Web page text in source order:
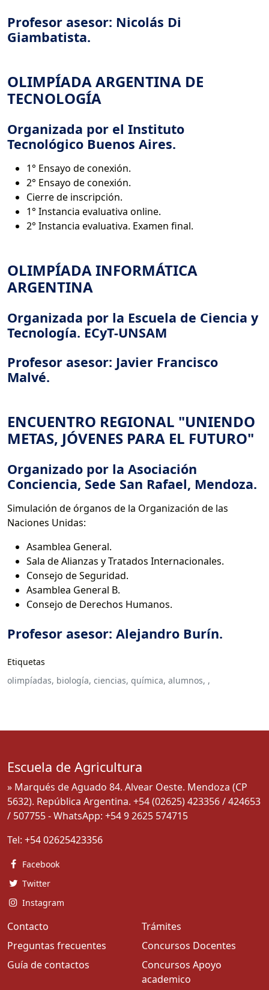
Profesor asesor: Nicolás Di
Giambatista.
OLIMPÍADA ARGENTINA DE
TECNOLOGÍA
Organizada por el Instituto
Tecnológico Buenos Aires.
1° Ensayo de conexión.
2° Ensayo de conexión.
Cierre de inscripción.
1° Instancia evaluativa online.
2° Instancia evaluativa. Examen final.
OLIMPÍADA INFORMÁTICA
ARGENTINA
Organizada por la Escuela de Ciencia y
Tecnología. ECyT-UNSAM
Profesor asesor: Javier Francisco
Malvé.
ENCUENTRO REGIONAL "UNIENDO
METAS, JÓVENES PARA EL FUTURO"
Organizado por la Asociación
Conciencia, Sede San Rafael, Mendoza.
Simulación de órganos de la Organización de las
Naciones Unidas:
Asamblea General.
Sala de Alianzas y Tratados Internacionales.
Consejo de Seguridad.
Asamblea General B.
Consejo de Derechos Humanos.
Profesor asesor: Alejandro Burín.
Etiquetas
olimpíadas, biología, ciencias, química, alumnos, ,
Escuela de Agricultura
» Marqués de Aguado 84. Alvear Oeste. Mendoza (CP
5632). República Argentina. +54 (02625) 423356 / 424653
/ 507755 - WhatsApp: +54 9 2625 574715
Tel: +54 02625423356
Facebook
Twitter
Instagram
Contacto
Preguntas frecuentes
Guía de contactos
Trámites
Concursos Docentes
Concursos Apoyo
academico